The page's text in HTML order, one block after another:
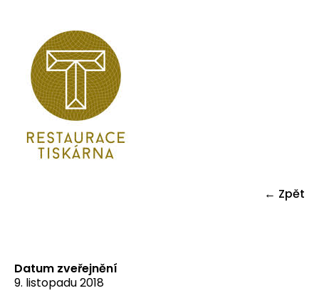
← Zpět
Datum zveřejnění
9. listopadu 2018